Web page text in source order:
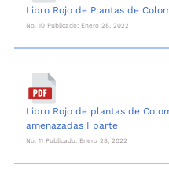
Libro Rojo de Plantas de
No. 10 Publicado: Enero 28, 2022
Libro Rojo de plantas de
amenazadas I parte
No. 11 Publicado: Enero 28, 2022